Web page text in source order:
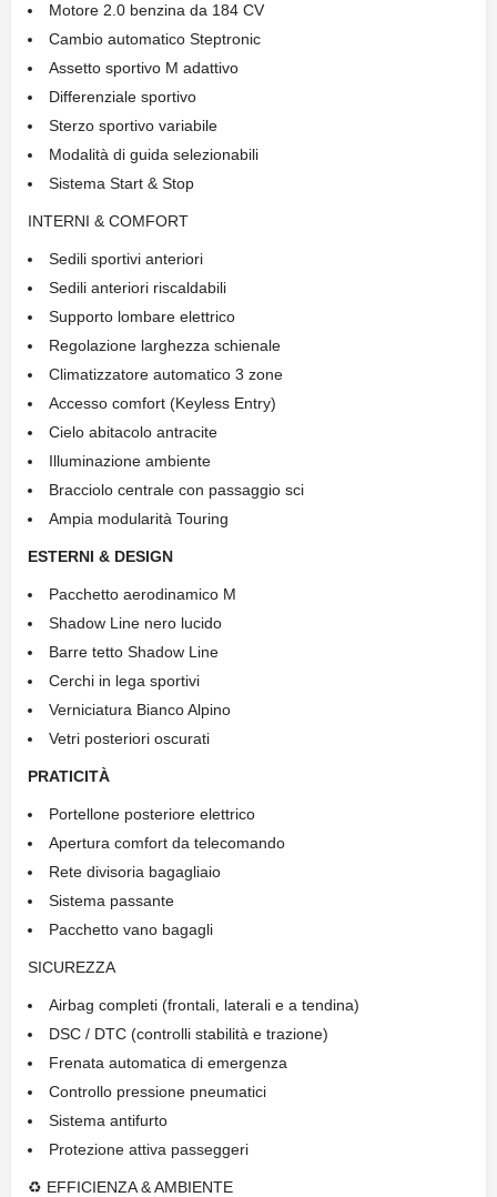
Motore 2.0 benzina da 184 CV
Cambio automatico Steptronic
Assetto sportivo M adattivo
Differenziale sportivo
Sterzo sportivo variabile
Modalità di guida selezionabili
Sistema Start & Stop
INTERNI & COMFORT
Sedili sportivi anteriori
Sedili anteriori riscaldabili
Supporto lombare elettrico
Regolazione larghezza schienale
Climatizzatore automatico 3 zone
Accesso comfort (Keyless Entry)
Cielo abitacolo antracite
Illuminazione ambiente
Bracciolo centrale con passaggio sci
Ampia modularità Touring
ESTERNI & DESIGN
Pacchetto aerodinamico M
Shadow Line nero lucido
Barre tetto Shadow Line
Cerchi in lega sportivi
Verniciatura Bianco Alpino
Vetri posteriori oscurati
PRATICITÀ
Portellone posteriore elettrico
Apertura comfort da telecomando
Rete divisoria bagagliaio
Sistema passante
Pacchetto vano bagagli
SICUREZZA
Airbag completi (frontali, laterali e a tendina)
DSC / DTC (controlli stabilità e trazione)
Frenata automatica di emergenza
Controllo pressione pneumatici
Sistema antifurto
Protezione attiva passeggeri
♻ EFFICIENZA & AMBIENTE